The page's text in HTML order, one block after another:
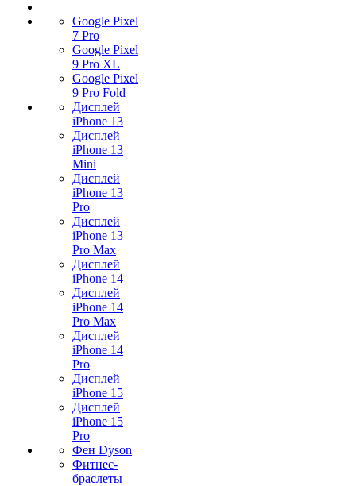
Google Pixel
7 Pro
Google Pixel
9 Pro XL
Google Pixel
9 Pro Fold
Дисплей
iPhone 13
Дисплей
iPhone 13
Mini
Дисплей
iPhone 13
Pro
Дисплей
iPhone 13
Pro Max
Дисплей
iPhone 14
Дисплей
iPhone 14
Pro Max
Дисплей
iPhone 14
Pro
Дисплей
iPhone 15
Дисплей
iPhone 15
Pro
Фен Dyson
Фитнес-
браслеты